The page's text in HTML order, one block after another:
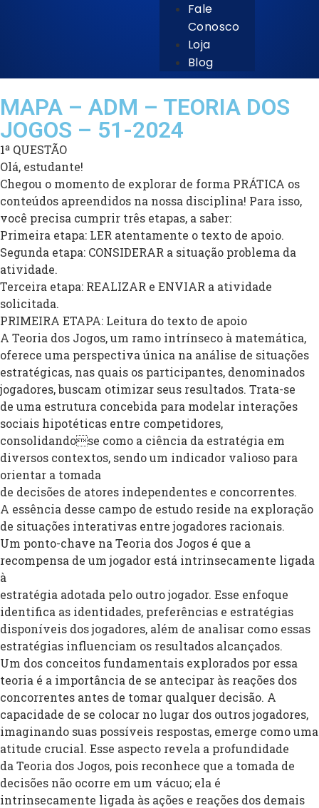
Fale
Conosco
Loja
Blog
MAPA – ADM – TEORIA DOS
JOGOS – 51-2024
1ª QUESTÃO
Olá, estudante!
Chegou o momento de explorar de forma PRÁTICA os
conteúdos apreendidos na nossa disciplina! Para isso,
você precisa cumprir três etapas, a saber:
Primeira etapa: LER atentamente o texto de apoio.
Segunda etapa: CONSIDERAR a situação problema da
atividade.
Terceira etapa: REALIZAR e ENVIAR a atividade
solicitada.
PRIMEIRA ETAPA: Leitura do texto de apoio
A Teoria dos Jogos, um ramo intrínseco à matemática,
oferece uma perspectiva única na análise de situações
estratégicas, nas quais os participantes, denominados
jogadores, buscam otimizar seus resultados. Trata-se
de uma estrutura concebida para modelar interações
sociais hipotéticas entre competidores,
consolidandose como a ciência da estratégia em
diversos contextos, sendo um indicador valioso para
orientar a tomada
de decisões de atores independentes e concorrentes.
A essência desse campo de estudo reside na exploração
de situações interativas entre jogadores racionais.
Um ponto-chave na Teoria dos Jogos é que a
recompensa de um jogador está intrinsecamente ligada
à
estratégia adotada pelo outro jogador. Esse enfoque
identifica as identidades, preferências e estratégias
disponíveis dos jogadores, além de analisar como essas
estratégias influenciam os resultados alcançados.
Um dos conceitos fundamentais explorados por essa
teoria é a importância de se antecipar às reações dos
concorrentes antes de tomar qualquer decisão. A
capacidade de se colocar no lugar dos outros jogadores,
imaginando suas possíveis respostas, emerge como uma
atitude crucial. Esse aspecto revela a profundidade
da Teoria dos Jogos, pois reconhece que a tomada de
decisões não ocorre em um vácuo; ela é
intrinsecamente ligada às ações e reações dos demais